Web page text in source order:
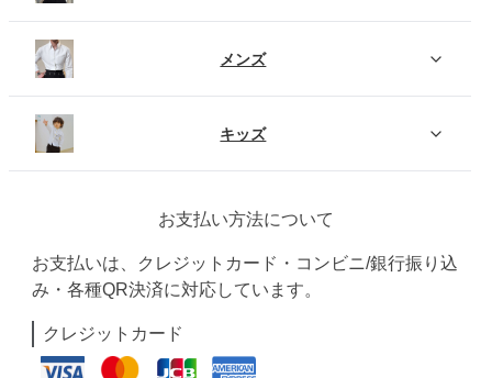
メンズ
キッズ
お支払い方法について
お支払いは、クレジットカード・コンビニ/銀行振り込
み・各種QR決済に対応しています。
クレジットカード